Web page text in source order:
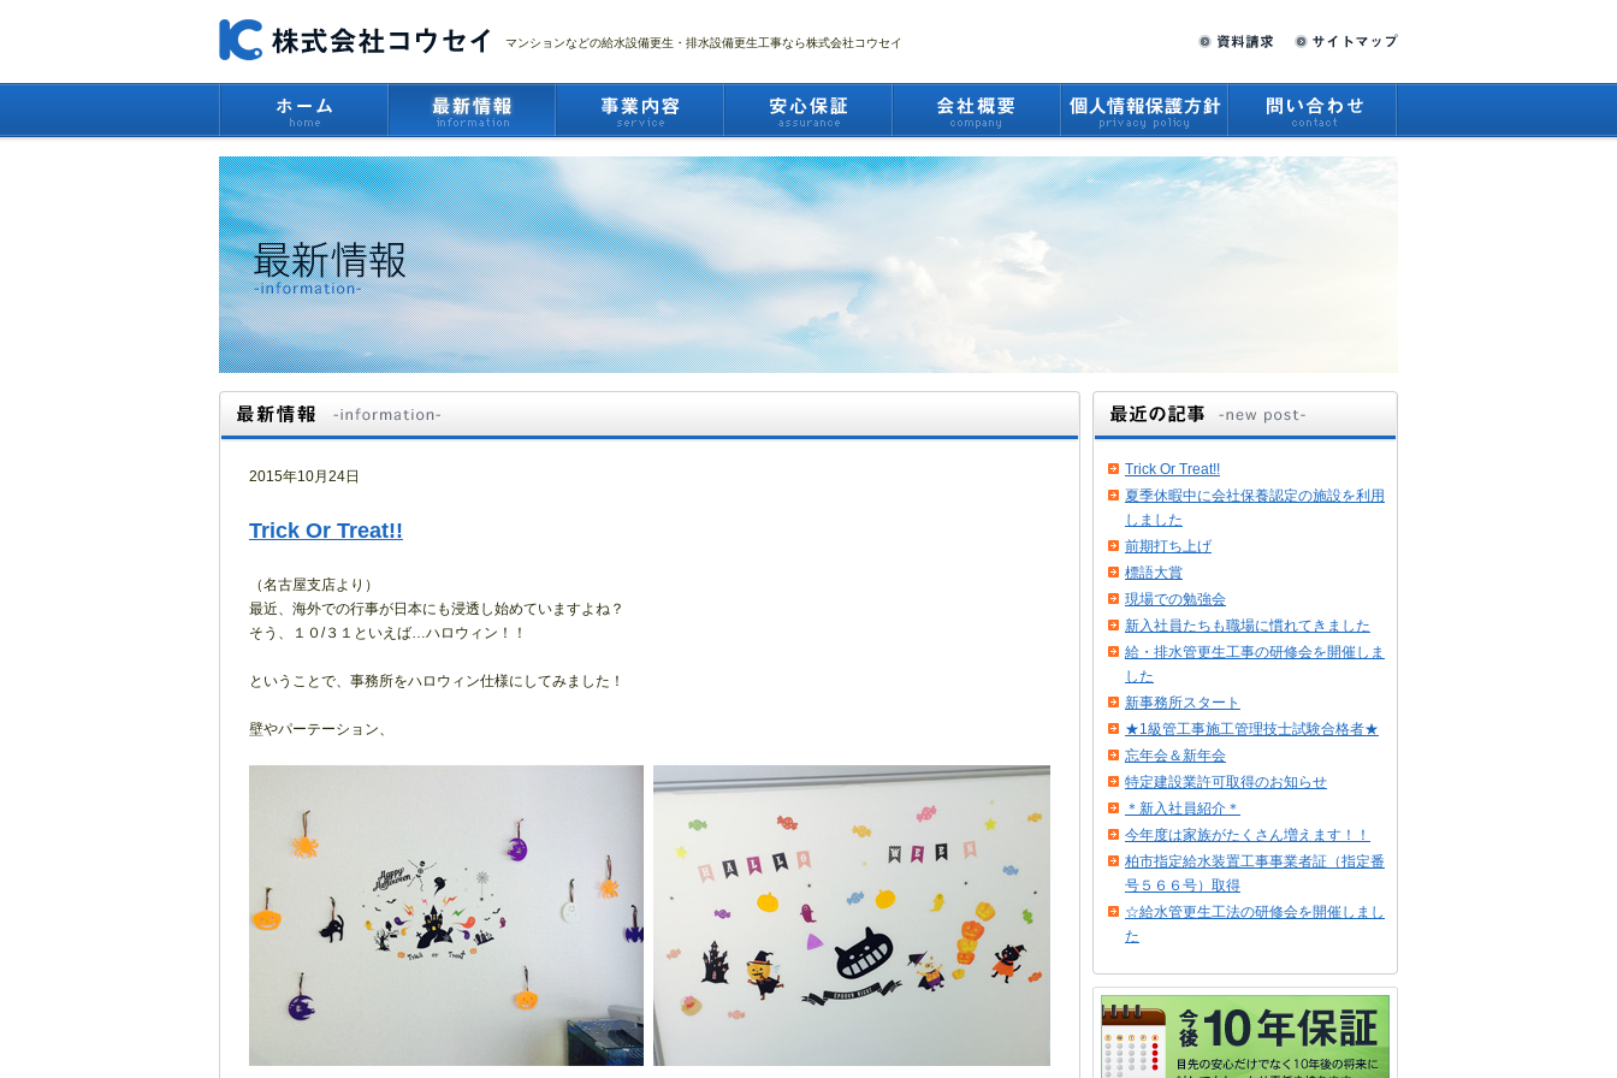
マンションなどの給水設備更生・排水設備更生工事なら株式会社コウセイ
2015年10月24日
Trick Or Treat!!
（名古屋支店より）
最近、海外での行事が日本にも浸透し始めていますよね？
そう、１０/３１といえば…ハロウィン！！
ということで、事務所をハロウィン仕様にしてみました！
壁やパーテーション、
Trick Or Treat!!
夏季休暇中に会社保養認定の施設を利用
しました
前期打ち上げ
標語大賞
現場での勉強会
新入社員たちも職場に慣れてきました
給・排水管更生工事の研修会を開催しま
した
新事務所スタート
★1級管工事施工管理技士試験合格者★
忘年会＆新年会
特定建設業許可取得のお知らせ
＊新入社員紹介＊
今年度は家族がたくさん増えます！！
柏市指定給水装置工事事業者証（指定番
号５６６号）取得
☆給水管更生工法の研修会を開催しまし
た